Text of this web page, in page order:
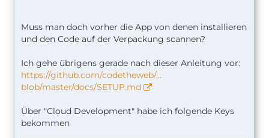
Muss man doch vorher die App von denen installieren
und den Code auf der Verpackung scannen?
Ich gehe übrigens gerade nach dieser Anleitung vor:
https://github.com/codetheweb/…
blob/master/docs/SETUP.md
Über "Cloud Development" habe ich folgende Keys
bekommen